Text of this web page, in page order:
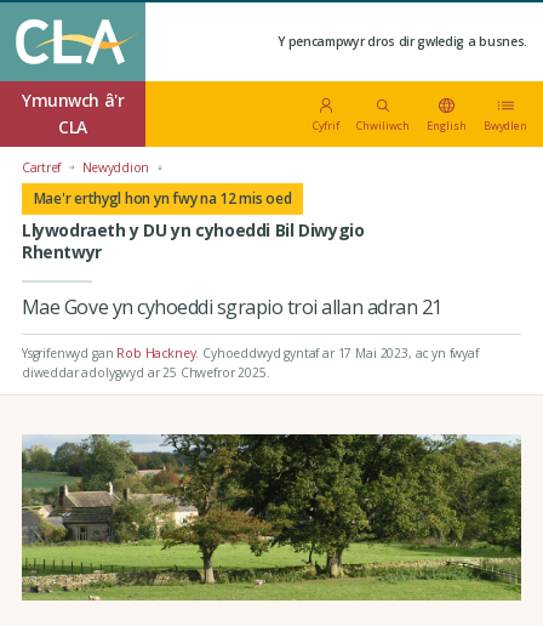
Y pencampwyr dros dir gwledig a busnes.
Ymunwch â'r
CLA
Cyfrif Chwiliwch English Bwydlen
Cartref Newyddion
Mae'r erthygl hon yn fwy na 12 mis oed
Llywodraeth y DU yn cyhoeddi Bil Diwygio
Rhentwyr
Mae Gove yn cyhoeddi sgrapio troi allan adran 21
Ysgrifenwyd gan Rob Hackney. Cyhoeddwyd gyntaf ar 17 Mai 2023, ac yn fwyaf
diweddar adolygwyd ar 25 Chwefror 2025.